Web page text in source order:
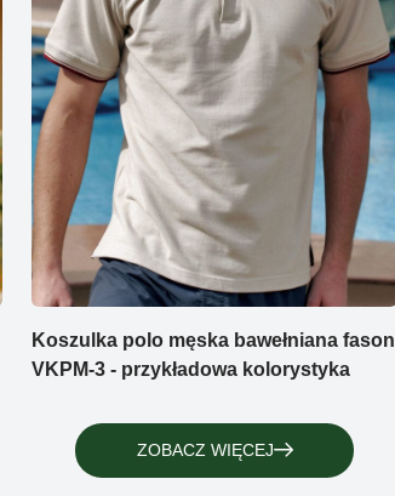
Koszulka polo męska bawełniana fason
VKPM-3 - przykładowa kolorystyka
ZOBACZ WIĘCEJ